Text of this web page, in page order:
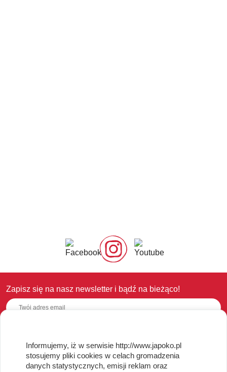
Zapisz się na nasz newsletter i bądź na bieżąco!
OBSŁUGA KLIENTA
Regulamin i Polityka Cookies
Informujemy, iż w serwisie http://www.japoko.pl
stosujemy pliki cookies w celach gromadzenia
danych statystycznych, emisji reklam oraz